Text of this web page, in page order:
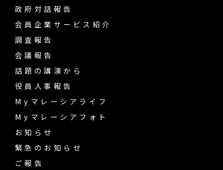
政府対話報告
会員企業サービス紹介
調査報告
会議報告
話題の講演から
役員人事報告
Myマレーシアライフ
Myマレーシアフォト
お知らせ
緊急のお知らせ
ご報告